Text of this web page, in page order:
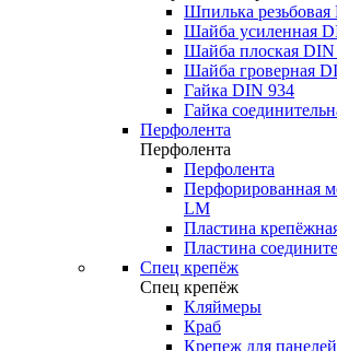
Шпилька
Шайба усиленная
Шайба плоская DIN
Шайба гроверная
Гайка DIN 934
Гайка
Перфолента
Перфолента
Перфолента
Перфорированная
LM
Пластина
Пластина
Спец крепёж
Спец крепёж
Кляймеры
Краб
Крепеж для